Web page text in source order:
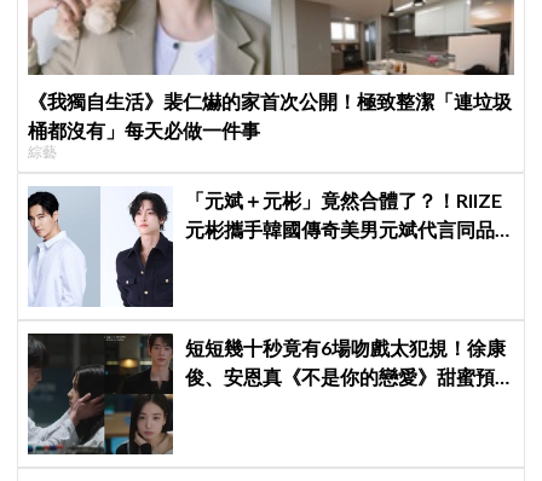
《我獨自生活》裴仁爀的家首次公開！極致整潔「連垃圾
桶都沒有」每天必做一件事
綜藝
「元斌＋元彬」竟然合體了？！RIIZE
元彬攜手韓國傳奇美男元斌代言同品
短短幾十秒竟有6場吻戲太犯規！徐康
俊、安恩真《不是你的戀愛》甜蜜預